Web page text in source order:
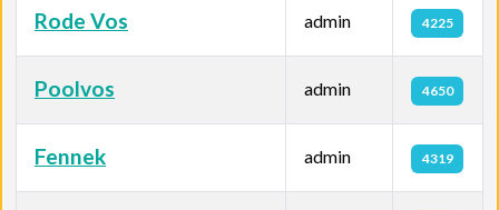
Rode Vos admin 4225
Poolvos admin 4650
Fennek admin 4319